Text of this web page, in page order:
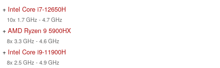
+ Intel Core i7-12650H
10x 1.7 GHz - 4.7 GHz
+ AMD Ryzen 9 5900HX
8x 3.3 GHz - 4.6 GHz
+ Intel Core i9-11900H
8x 2.5 GHz - 4.9 GHz